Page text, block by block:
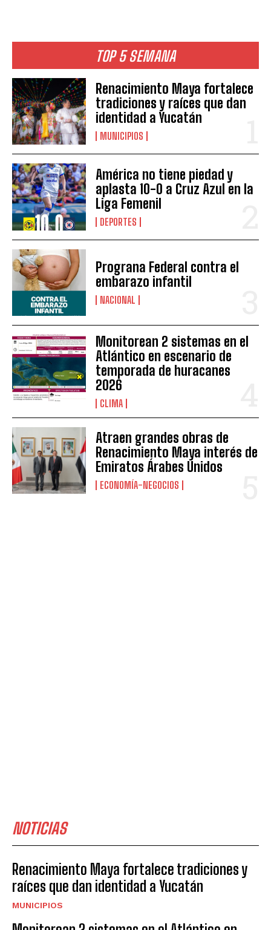
TOP 5 SEMANA
Renacimiento Maya fortalece
tradiciones y raíces que dan
identidad a Yucatán
MUNICIPIOS
América no tiene piedad y
aplasta 10-0 a Cruz Azul en la
Liga Femenil
DEPORTES
Prograna Federal contra el
embarazo infantil
NACIONAL
Monitorean 2 sistemas en el
Atlántico en escenario de
temporada de huracanes
2026
CLIMA
Atraen grandes obras de
Renacimiento Maya interés de
Emiratos Árabes Unidos
ECONOMÍA-NEGOCIOS
NOTICIAS
Renacimiento Maya fortalece tradiciones y
raíces que dan identidad a Yucatán
MUNICIPIOS